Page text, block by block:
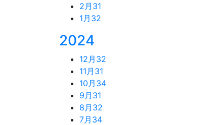
2月 31
1月 32
2024
12月 32
11月 31
10月 34
9月 31
8月 32
7月 34